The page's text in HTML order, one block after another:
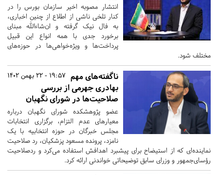
انتشار مصوبه اخیر سازمان بورس را در
کنار تلخی ناشی از اطلاع از چنین اخباری،
به فال نیک گرفته و ان‌شاءالله مبنای
برخورد جدی با همه انواع این قبیل
پرداخت‌ها و ویژه‌خواهی‌ها در حوزه‌های
مختلف شود.
19:57 - 22 بهمن 1402 ناگفته‌های مهم
بهادری جهرمی از بررسی
صلاحیت‌ها در شورای نگهبان
عضو پژوهشکده شورای نگهبان درباره
معیارهای عدم التزام، برگزاری انتخابات
مجلس خبرگان در حوزه انتخابیه با یک
نامزد، پرونده مسعود پزشکیان، رد صلاحیت
نماینده‌ای که از استیضاح برای پیشبرد اهدافش استفاده می‌کرد و ردصلاحیت
رؤسای‌جمهور و وزرای سابق توضیحاتی خواندنی ارائه کرد.